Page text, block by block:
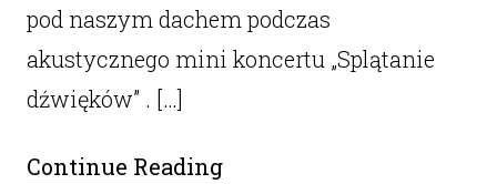
pod naszym dachem podczas
akustycznego mini koncertu „Splątanie
dźwięków” . […]
Continue Reading